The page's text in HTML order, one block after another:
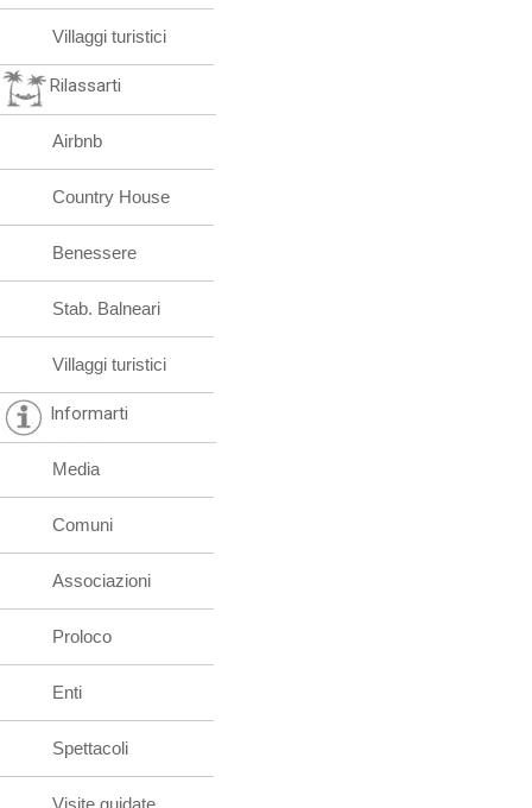
Villaggi turistici
Rilassarti
Airbnb
Country House
Benessere
Stab. Balneari
Villaggi turistici
Informarti
Media
Comuni
Associazioni
Proloco
Enti
Spettacoli
Visite guidate